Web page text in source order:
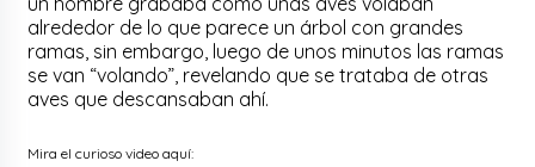
alrededor de lo que parece un árbol con grandes
ramas, sin embargo, luego de unos minutos las ramas
se van “volando”, revelando que se trataba de otras
aves que descansaban ahí.
Mira el curioso video aquí: